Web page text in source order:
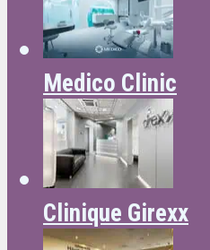
Medico Clinic
Clinique Girexx